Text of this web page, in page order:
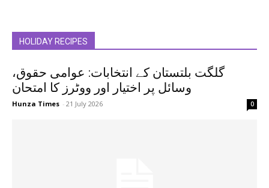
HOLIDAY RECIPES
گلگت بلتستان کے انتخابات: عوامی حقوق،
وسائل پر اختیار اور ووٹرز کا امتحان
Hunza Times - 21 July 2026 0